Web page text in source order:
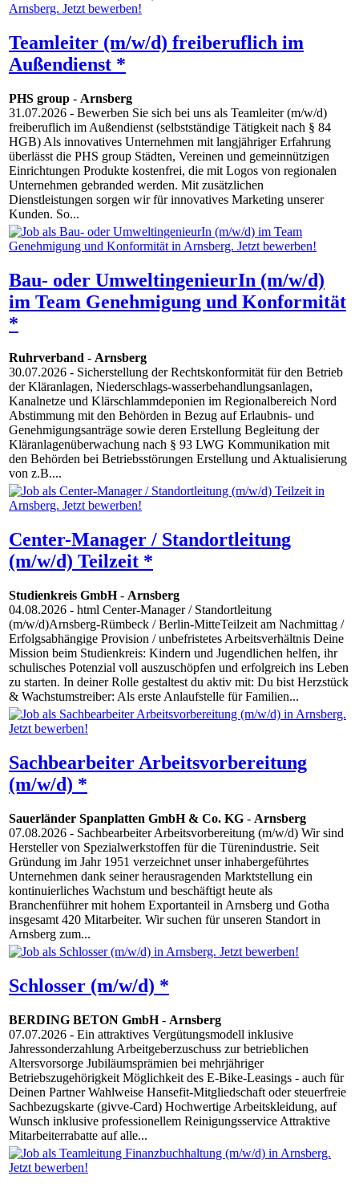
Teamleiter (m/w/d) freiberuflich im
Außendienst *
PHS group - Arnsberg
31.07.2026 - Bewerben Sie sich bei uns als Teamleiter (m/w/d)
freiberuflich im Außendienst (selbstständige Tätigkeit nach § 84
HGB) Als innovatives Unternehmen mit langjähriger Erfahrung
überlässt die PHS group Städten, Vereinen und gemeinnützigen
Einrichtungen Produkte kostenfrei, die mit Logos von regionalen
Unternehmen gebranded werden. Mit zusätzlichen
Dienstleistungen sorgen wir für innovatives Marketing unserer
Kunden. So...
Bau- oder UmweltingenieurIn (m/w/d)
im Team Genehmigung und Konformität
*
Ruhrverband - Arnsberg
30.07.2026 - Sicherstellung der Rechtskonformität für den Betrieb
der Kläranlagen, Niederschlags-wasserbehandlungsanlagen,
Kanalnetze und Klärschlammdeponien im Regionalbereich Nord
Abstimmung mit den Behörden in Bezug auf Erlaubnis- und
Genehmigungsanträge sowie deren Erstellung Begleitung der
Kläranlagenüberwachung nach § 93 LWG Kommunikation mit
den Behörden bei Betriebsstörungen Erstellung und Aktualisierung
von z.B....
Center-Manager / Standortleitung
(m/w/d) Teilzeit *
Studienkreis GmbH- Arnsberg
04.08.2026 - html Center-Manager / Standortleitung
(m/w/d)Arnsberg-Rümbeck / Berlin-MitteTeilzeit am Nachmittag /
Erfolgsabhängige Provision / unbefristetes Arbeitsverhältnis Deine
Mission beim Studienkreis: Kindern und Jugendlichen helfen, ihr
schulisches Potenzial voll auszuschöpfen und erfolgreich ins Leben
zu starten. In deiner Rolle gestaltest du aktiv mit: Du bist Herzstück
& Wachstumstreiber: Als erste Anlaufstelle für Familien...
Sachbearbeiter Arbeitsvorbereitung
(m/w/d) *
Sauerländer Spanplatten GmbH & Co. KG - Arnsberg
07.08.2026 - Sachbearbeiter Arbeitsvorbereitung (m/w/d) Wir sind
Hersteller von Spezialwerkstoffen für die Türenindustrie. Seit
Gründung im Jahr 1951 verzeichnet unser inhabergeführtes
Unternehmen dank seiner herausragenden Marktstellung ein
kontinuierliches Wachstum und beschäftigt heute als
Branchenführer mit hohem Exportanteil in Arnsberg und Gotha
insgesamt 420 Mitarbeiter. Wir suchen für unseren Standort in
Arnsberg zum...
Schlosser (m/w/d) *
BERDING BETON GmbH- Arnsberg
07.07.2026 - Ein attraktives Vergütungsmodell inklusive
Jahressonderzahlung Arbeitgeberzuschuss zur betrieblichen
Altersvorsorge Jubiläumsprämien bei mehrjähriger
Betriebszugehörigkeit Möglichkeit des E-Bike-Leasings - auch für
Deinen Partner Wahlweise Hansefit-Mitgliedschaft oder steuerfreie
Sachbezugskarte (givve-Card) Hochwertige Arbeitskleidung, auf
Wunsch inklusive professionellem Reinigungsservice Attraktive
Mitarbeiterrabatte auf alle...